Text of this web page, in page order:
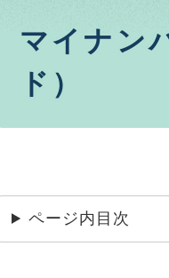
マイナン
ド）
ページ内目次